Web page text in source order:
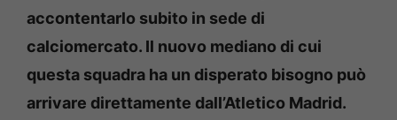
accontentarlo subito in sede di
calciomercato. Il nuovo mediano di cui
questa squadra ha un disperato bisogno può
arrivare direttamente dall’Atletico Madrid.